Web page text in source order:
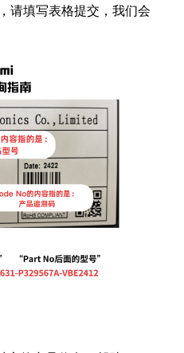
请填写表格提交，我们会